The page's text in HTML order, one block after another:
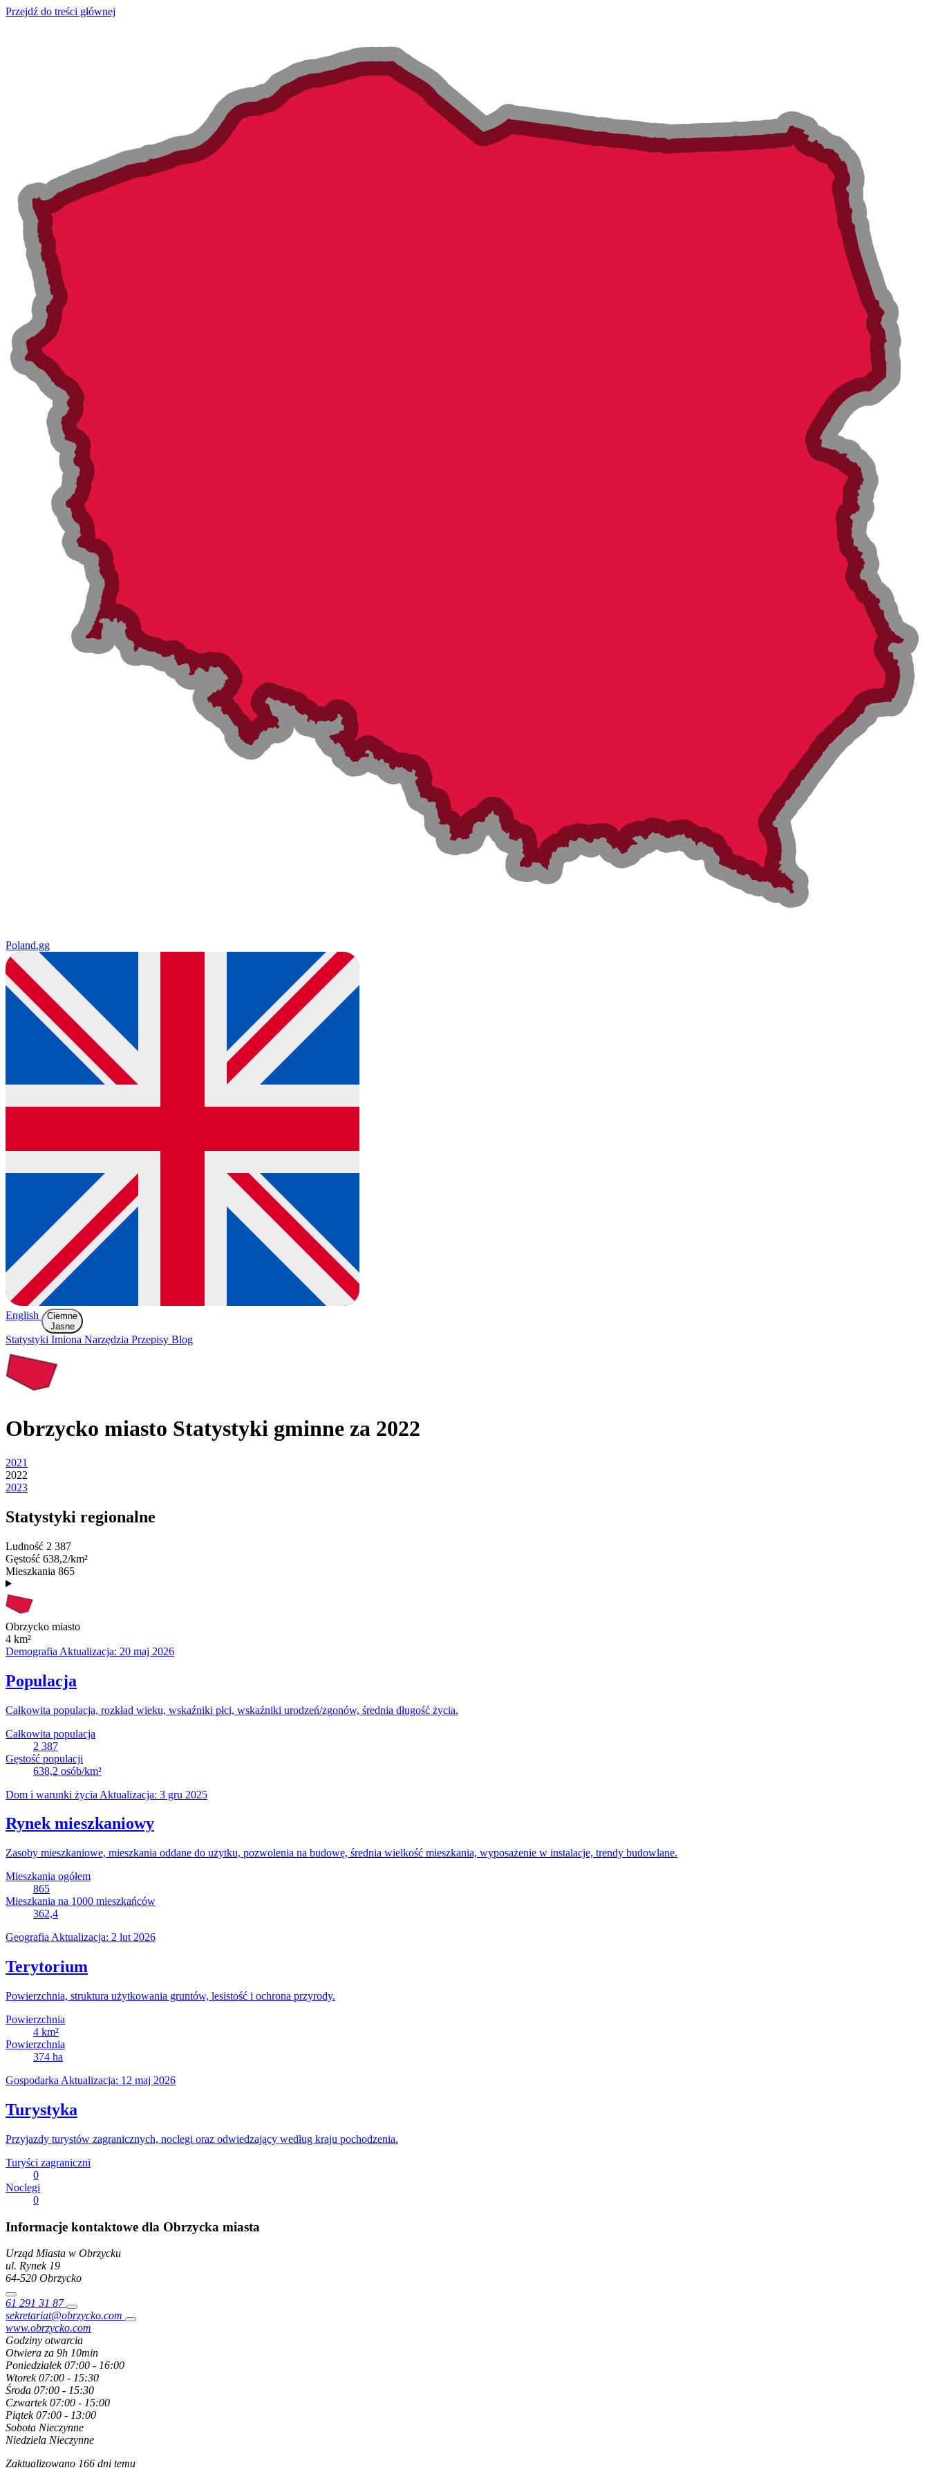
Przejdź do treści głównej
Poland.gg
English
Ciemne
Jasne
Statystyki Imiona Narzędzia Przepisy Blog
Obrzycko miasto Statystyki gminne za 2022
2021
2022
2023
Statystyki regionalne
Ludność 2 387
Gęstość 638,2/km²
Mieszkania 865
Obrzycko miasto
4 km²
Demografia Aktualizacja: 20 maj 2026
Populacja
Całkowita populacja, rozkład wieku, wskaźniki płci, wskaźniki urodzeń/zgonów, średnia długość życia.
Całkowita populacja
2 387
Gęstość populacji
638,2 osób/km²
Dom i warunki życia Aktualizacja: 3 gru 2025
Rynek mieszkaniowy
Zasoby mieszkaniowe, mieszkania oddane do użytku, pozwolenia na budowę, średnia wielkość mieszkania, wyposażenie w instalacje, trendy budowlane.
Mieszkania ogółem
865
Mieszkania na 1000 mieszkańców
362,4
Geografia Aktualizacja: 2 lut 2026
Terytorium
Powierzchnia, struktura użytkowania gruntów, lesistość i ochrona przyrody.
Powierzchnia
4 km²
Powierzchnia
374 ha
Gospodarka Aktualizacja: 12 maj 2026
Turystyka
Przyjazdy turystów zagranicznych, noclegi oraz odwiedzający według kraju pochodzenia.
Turyści zagraniczni
0
Noclegi
0
Informacje kontaktowe dla Obrzycka miasta
Urząd Miasta w Obrzycku
ul. Rynek19
64-520 Obrzycko
61 291 31 87
sekretariat@obrzycko.com
www.obrzycko.com
Godziny otwarcia
Otwiera za 9h 10min
Poniedziałek 07:00 - 16:00
Wtorek 07:00 - 15:30
Środa 07:00 - 15:30
Czwartek 07:00 - 15:00
Piątek 07:00 - 13:00
Sobota Nieczynne
Niedziela Nieczynne
Zaktualizowano 166 dni temu